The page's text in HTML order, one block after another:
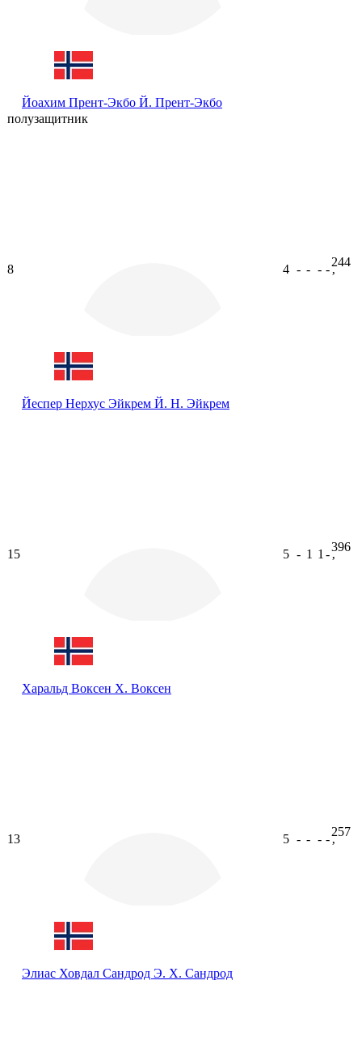
Йоахим Прент-Экбо Й. Прент-Экбо
полузащитник
8
Йеспер Нерхус Эйкрем Й. Н. Эйкрем
4 - - - -
244
ʼ
15
Харальд Воксен Х. Воксен
5 - 1 1 -
396
ʼ
13
Элиас Ховдал Сандрод Э. Х. Сандрод
5 - - - -
257
ʼ